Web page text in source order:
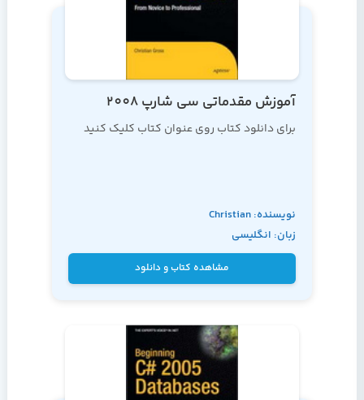
آموزش مقدماتی سی شارپ 2008
برای دانلود کتاب روی عنوان کتاب کلیک کنید
نویسنده: Christian
Gross
زبان: انگلیسی
مشاهده کتاب و دانلود